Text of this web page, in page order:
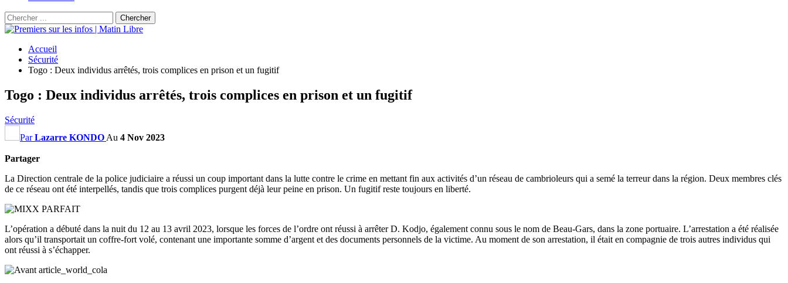
Accueil
Sécurité
Togo : Deux individus arrêtés, trois complices en prison et un fugitif
Togo : Deux individus arrêtés, trois complices en prison et un fugitif
Sécurité
ParLazarre KONDO Au 4 Nov 2023
Partager
La Direction centrale de la police judiciaire a réussi un coup important dans la lutte contre le crime en mettant fin aux activités d’un réseau de cambrioleurs qui a semé la terreur dans la région. Deux membres clés
de ce réseau ont été interpellés, tandis que trois complices purgent déjà leur peine en prison. Un fugitif reste toujours en liberté.
L’opération a débuté dans la nuit du 12 au 13 avril 2023, lorsque les forces de l’ordre ont réussi à arrêter D. Kodjo, également connu sous le nom de Beau-Gars, dans la zone portuaire. L’arrestation a été réalisée
alors qu’il transportait un coffre-fort volé, contenant une importante somme d’argent et des documents personnels de la victime. Au moment de son arrestation, il était en compagnie de trois autres individus qui
ont réussi à s’échapper.